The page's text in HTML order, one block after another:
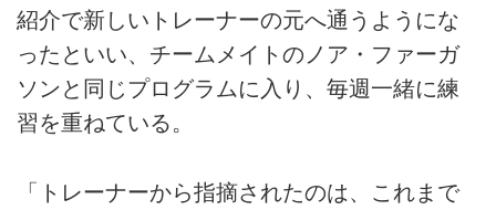
紹介で新しいトレーナーの元へ通うようにな
ったといい、チームメイトのノア・ファーガ
ソンと同じプログラムに入り、毎週一緒に練
習を重ねている。
「トレーナーから指摘されたのは、これまで